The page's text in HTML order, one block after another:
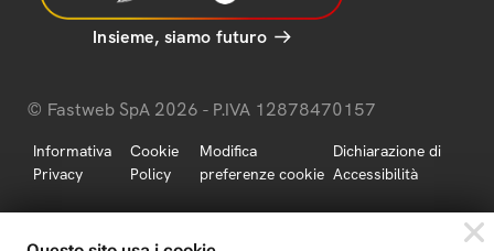
Insieme, siamo futuro
© Fastweb SpA 2026 - P.IVA 12878470157
Informativa
Privacy
Cookie
Policy
Modifica
preferenze cookie
Dichiarazione di
Accessibilità